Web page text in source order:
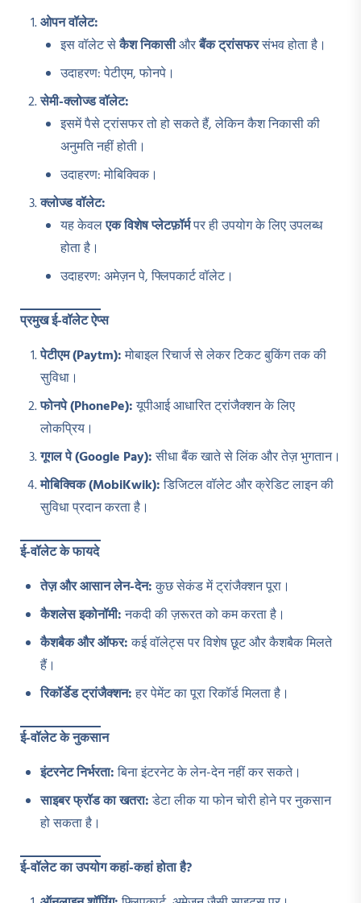
ओपन वॉलेट:
इस वॉलेट सेकैश निकासीऔरबैंक ट्रांसफरसंभव होता है।
उदाहरण: पेटीएम, फोनपे।
सेमी-क्लोज्ड वॉलेट:
इसमें पैसे ट्रांसफर तो हो सकते हैं, लेकिन कैश निकासी की
अनुमति नहीं होती।
उदाहरण: मोबिक्विक।
क्लोज्ड वॉलेट:
यह केवलएक विशेष प्लेटफ़ॉर्मपर ही उपयोग के लिए उपलब्ध
होता है।
उदाहरण: अमेज़न पे, फ्लिपकार्ट वॉलेट।
प्रमुख ई-वॉलेट ऐप्स
पेटीएम (Paytm):मोबाइल रिचार्ज से लेकर टिकट बुकिंग तक की
सुविधा।
फोनपे (PhonePe):यूपीआई आधारित ट्रांजैक्शन के लिए
लोकप्रिय।
गूगल पे (Google Pay):सीधा बैंक खाते से लिंक और तेज़ भुगतान।
मोबिक्विक (MobiKwik):डिजिटल वॉलेट और क्रेडिट लाइन की
सुविधा प्रदान करता है।
ई-वॉलेट के फायदे
तेज़ और आसान लेन-देन:कुछ सेकंड में ट्रांजैक्शन पूरा।
कैशलेस इकोनॉमी:नकदी की ज़रूरत को कम करता है।
कैशबैक और ऑफर:कई वॉलेट्स पर विशेष छूट और कैशबैक मिलते
हैं।
रिकॉर्डेड ट्रांजैक्शन:हर पेमेंट का पूरा रिकॉर्ड मिलता है।
ई-वॉलेट के नुकसान
इंटरनेट निर्भरता:बिना इंटरनेट के लेन-देन नहीं कर सकते।
साइबर फ्रॉड का खतरा:डेटा लीक या फोन चोरी होने पर नुकसान
हो सकता है।
ई-वॉलेट का उपयोग कहां-कहां होता है?